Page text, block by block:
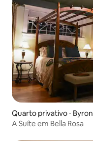
Quarto privativo ⋅ Byron
A Suíte em Bella Rosa